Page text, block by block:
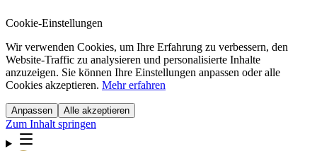
Cookie-Einstellungen
Wir verwenden Cookies, um Ihre Erfahrung zu verbessern, den
Website-Traffic zu analysieren und personalisierte Inhalte
anzuzeigen. Sie können Ihre Einstellungen anpassen oder alle
Cookies akzeptieren. Mehr erfahren
Anpassen Alle akzeptieren
Zum Inhalt springen